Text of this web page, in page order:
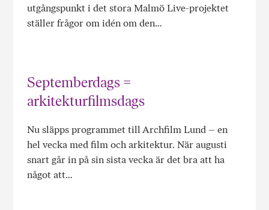
utgångspunkt i det stora Malmö Live-projektet
ställer frågor om idén om den…
Septemberdags =
arkitekturfilmsdags
Nu släpps programmet till Archfilm Lund – en
hel vecka med film och arkitektur. När augusti
snart går in på sin sista vecka är det bra att ha
något att…